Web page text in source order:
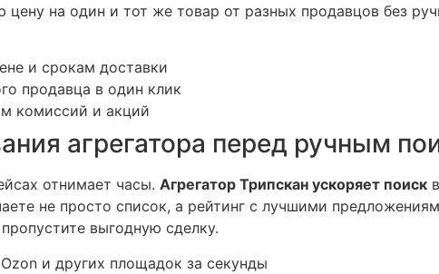
на один и тот же товар от разных продавцов без
и срокам доставки
продавца в один клик
комиссий и акций
агрегатора перед ручным
отнимает часы. Агрегатор Трипскан ускоряет поиск
не просто список, а рейтинг с лучшими
выгодную сделку.
и других площадок за секунды